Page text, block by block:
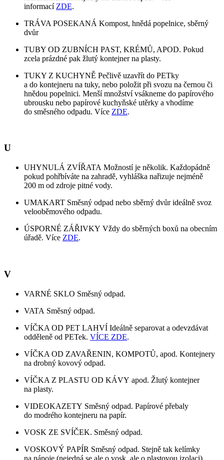
informací ZDE.
TRÁVA POSEKANÁ Kompost, hnědá popelnice, sběrný
dvůr
TUBY OD ZUBNÍCH PAST, KRÉMŮ, APOD. Pokud
zcela prázdné pak žlutý kontejner na plasty.
TUKY Z KUCHYNĚ Pečlivě uzavřít do PETky
a do kontejneru na tuky, nebo položit při svozu na černou či
hnědou popelnici. Menší množství vsákneme do papírového
ubrousku nebo papírové kuchyňské utěrky a vhodíme
do směsného odpadu. Více ZDE.
U
UHYNULÁ ZVÍŘATA Možností je několik. Každopádně
pokud pohřbíváte na zahradě, vyhláška nařizuje nejméně
200 m od zdroje pitné vody.
UMAKART Směsný odpad nebo sběrný dvůr ideálně svoz
velooběmového odpadu.
ÚSPORNÉ ZÁŘIVKY Vždy do sběrných boxů na obecním
úřadě. Více ZDE.
V
VARNÉ SKLO Směsný odpad.
VATA Směsný odpad.
VÍČKA OD PET LAHVÍ Ideálně separovat a odevzdávat
odděleně od PETek. VÍCE ZDE.
VÍČKA OD ZAVAŘENIN, KOMPOTŮ, apod. Kontejnery
na drobný kovový odpad.
VÍČKA Z PLASTU OD KÁVY apod. Žlutý kontejner
na plasty.
VIDEOKAZETY Směsný odpad. Papírové přebaly
do modrého kontejneru na papír.
VOSK ZE SVÍČEK. Směsný odpad.
VOSKOVÝ PAPÍR Směsný odpad. Stejně tak kelímky
na nápoje (nejedná se ale o vosk, ale o plastovou izolaci).